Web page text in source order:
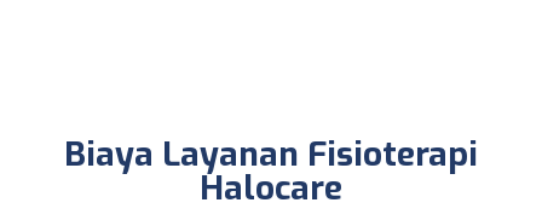
Biaya Layanan Fisioterapi
Halocare